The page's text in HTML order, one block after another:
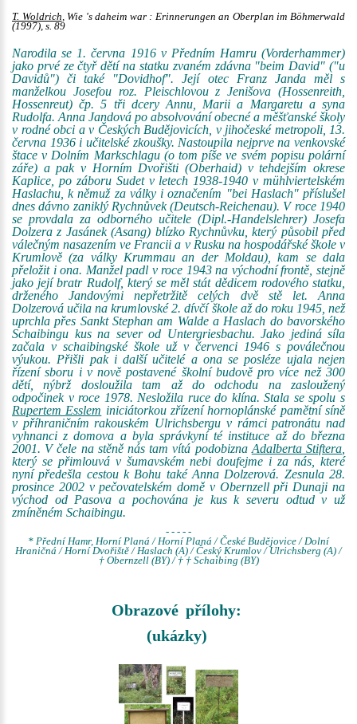
T. Woldrich, Wie 's daheim war : Erinnerungen an Oberplan im Böhmerwald
(1997), s. 89
Narodila se 1. června 1916 v Předním Hamru (Vorderhammer)
jako prvé ze čtyř dětí na statku zvaném zdávna "beim David" ("u
Davidů") či také "Dovidhof". Její otec Franz Janda měl s
manželkou Josefou roz. Pleischlovou z Jenišova (Hossenreith,
Hossenreut) čp. 5 tři dcery Annu, Marii a Margaretu a syna
Rudolfa. Anna Jandová po absolvování obecné a měšťanské školy
v rodné obci a v Českých Budějovicích, v jihočeské metropoli, 13.
června 1936 i učitelské zkoušky. Nastoupila nejprve na venkovské
štace v Dolním Markschlagu (o tom píše ve svém popisu polární
záře) a pak v Horním Dvořišti (Oberhaid) v tehdejším okrese
Kaplice, po záboru Sudet v letech 1938-1940 v mühlviertelském
Haslachu, k němuž za války i označením "bei Haslach" příslušel
dnes dávno zaniklý Rychnůvek (Deutsch-Reichenau). V roce 1940
se provdala za odborného učitele (Dipl.-Handelslehrer) Josefa
Dolzera z Jasánek (Asang) blízko Rychnůvku, který působil před
válečným nasazením ve Francii a v Rusku na hospodářské škole v
Krumlově (za války Krummau an der Moldau), kam se dala
přeložit i ona. Manžel padl v roce 1943 na východní frontě, stejně
jako její bratr Rudolf, který se měl stát dědicem rodového statku,
drženého Jandovými nepřetržitě celých dvě stě let. Anna
Dolzerová učila na krumlovské 2. dívčí škole až do roku 1945, než
uprchla přes Sankt Stephan am Walde a Haslach do bavorského
Schaibingu kus na sever od Untergriesbachu. Jako jediná síla
začala v schaibingské škole už v červenci 1946 s poválečnou
výukou. Přišli pak i další učitelé a ona se posléze ujala nejen
řízení sboru i v nově postavené školní budově pro více než 300
dětí, nýbrž dosloužila tam až do odchodu na zasloužený
odpočinek v roce 1978. Nesložila ruce do klína. Stala se spolu s
Rupertem Esslem iniciátorkou zřízení hornoplánské pamětní síně
v příhraničním rakouském Ulrichsbergu v rámci patronátu nad
vyhnanci z domova a byla správkyní té instituce až do března
2001. V čele na stěně nás tam vítá podobizna Adalberta Stiftera
který se přimlouvá v šumavském nebi doufejme i za nás, které
nyní předešla cestou k Bohu také Anna Dolzerová. Zesnula 28.
prosince 2002 v pečovatelském domě v Obernzell při Dunaji na
východ od Pasova a pochována je kus k severu odtud v už
zmíněném Schaibingu.
- - - - -
* Přední Hamr, Horní Planá / Horní Planá / České Budějovice / Dolní
Hraničná / Horní Dvořiště / Haslach (A) / Český Krumlov / Ulrichsberg (A) /
† Obernzell (BY) / † † Schaibing (BY)
Obrazové přílohy:
(ukázky)